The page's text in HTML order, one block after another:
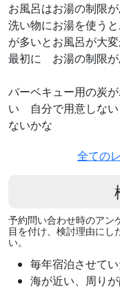
お風呂はお湯の制限
洗い物にお湯を使う
が多いとお風呂が大
最初に お湯の制限が
バーベキュー用の炭
い 自分で用意しな
ないかな
全ての
予約問い合わせ時のアン
目を付け、検討理由にし
い。
毎年宿泊させて
海が近い、周りが